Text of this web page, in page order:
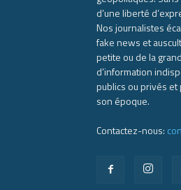
d’une liberté
Nos journalistes
fake news et
petite ou de la
d’information
publics ou privés
son époque.
Contactez-nous: